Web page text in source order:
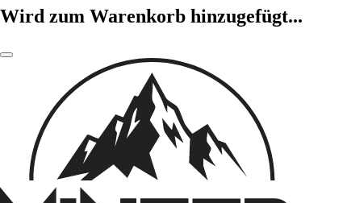
Wird zum Warenkorb hinzugefügt...